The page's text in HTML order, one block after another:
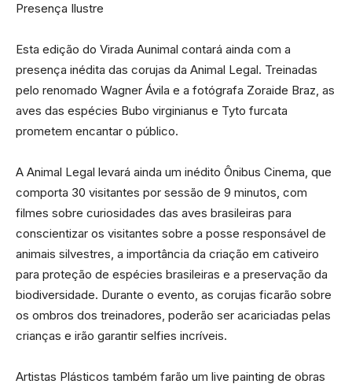
Presença Ilustre
Esta edição do Virada Aunimal contará ainda com a
presença inédita das corujas da Animal Legal. Treinadas
pelo renomado Wagner Ávila e a fotógrafa Zoraide Braz, as
aves das espécies Bubo virginianus e Tyto furcata
prometem encantar o público.
A Animal Legal levará ainda um inédito Ônibus Cinema, que
comporta 30 visitantes por sessão de 9 minutos, com
filmes sobre curiosidades das aves brasileiras para
conscientizar os visitantes sobre a posse responsável de
animais silvestres, a importância da criação em cativeiro
para proteção de espécies brasileiras e a preservação da
biodiversidade. Durante o evento, as corujas ficarão sobre
os ombros dos treinadores, poderão ser acariciadas pelas
crianças e irão garantir selfies incríveis.
Artistas Plásticos também farão um live painting de obras